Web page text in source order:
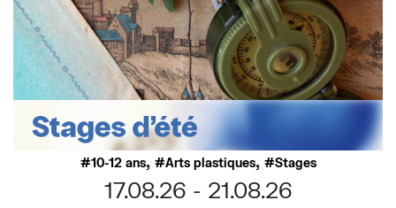
10-12 ans, Arts plastiques, Stages
17.08.26
21.08.26